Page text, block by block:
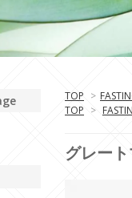
TOP >
TOP >
グレー